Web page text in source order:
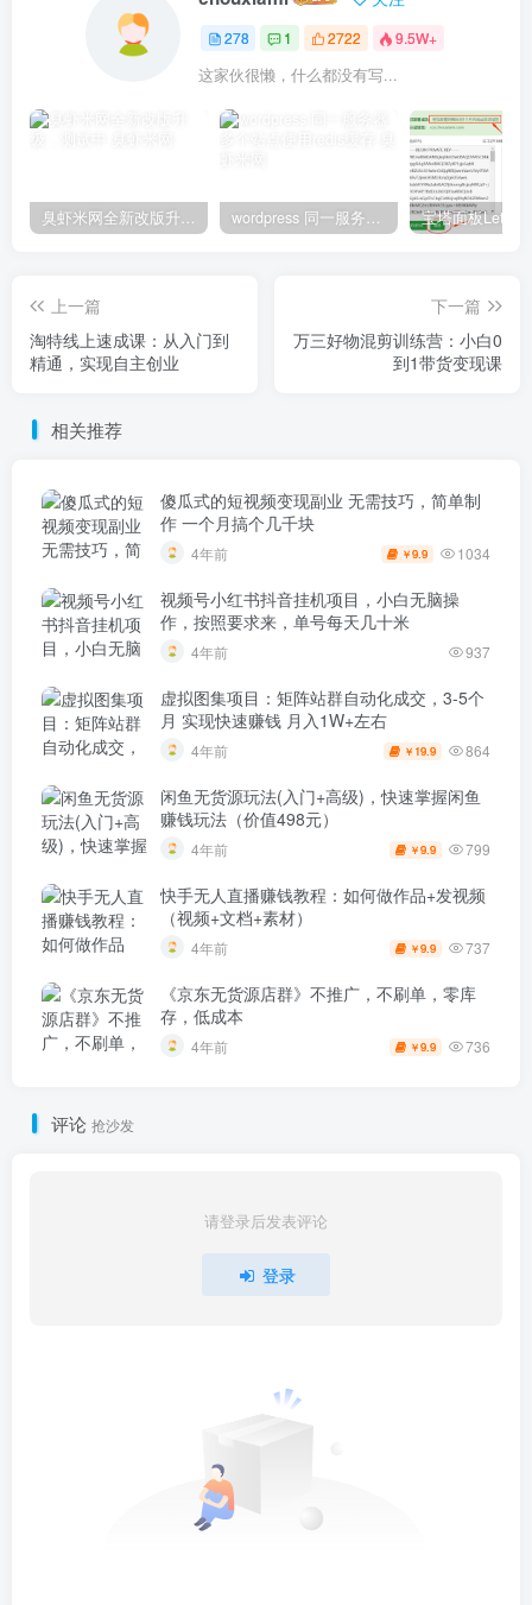
278 1 2722 9.5W+
这家伙很懒，什么都没有写...
臭虾米网全新改版升级，测试中 wordpress 同一服务器多个站点使用redis缓存
上一篇
淘特线上速成课：从入门到
精通，实现自主创业
下一篇
万三好物混剪训练营：小白0
到1带货变现课
相关推荐
傻瓜式的短视频变现副业 无需技巧，简单制
作 一个月搞个几千块
4年前 ￥9.9 1034
视频号小红书抖音挂机项目，小白无脑操
作，按照要求来，单号每天几十米
4年前 937
虚拟图集项目：矩阵站群自动化成交，3-5个
月 实现快速赚钱 月入1W+左右
4年前 ￥ 19.9 864
闲鱼无货源玩法(入门+高级)，快速掌握闲鱼
赚钱玩法（价值498元）
4年前 ￥9.9 799
快手无人直播赚钱教程：如何做作品+发视频
（视频+文档+素材）
4年前 ￥9.9 737
《京东无货源店群》不推广，不刷单，零库
存，低成本
4年前 ￥9.9 736
评论 抢沙发
请登录后发表评论
登录